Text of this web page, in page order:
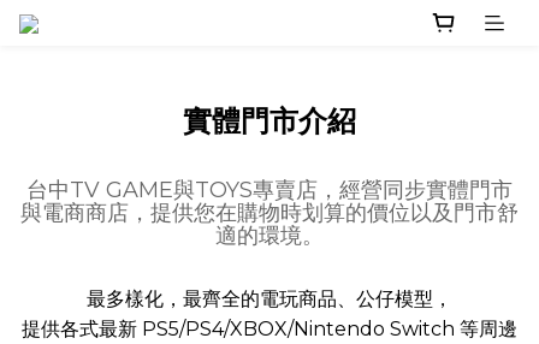
實體門市介紹
台中TV GAME與TOYS專賣店，經營同步實體門市
與電商商店，提供您在購物時划算的價位以及門市舒
適的環境。
最多樣化，最齊全的電玩商品、公仔模型，
提供各式最新 PS5/PS4/XBOX/Nintendo Switch 等周邊